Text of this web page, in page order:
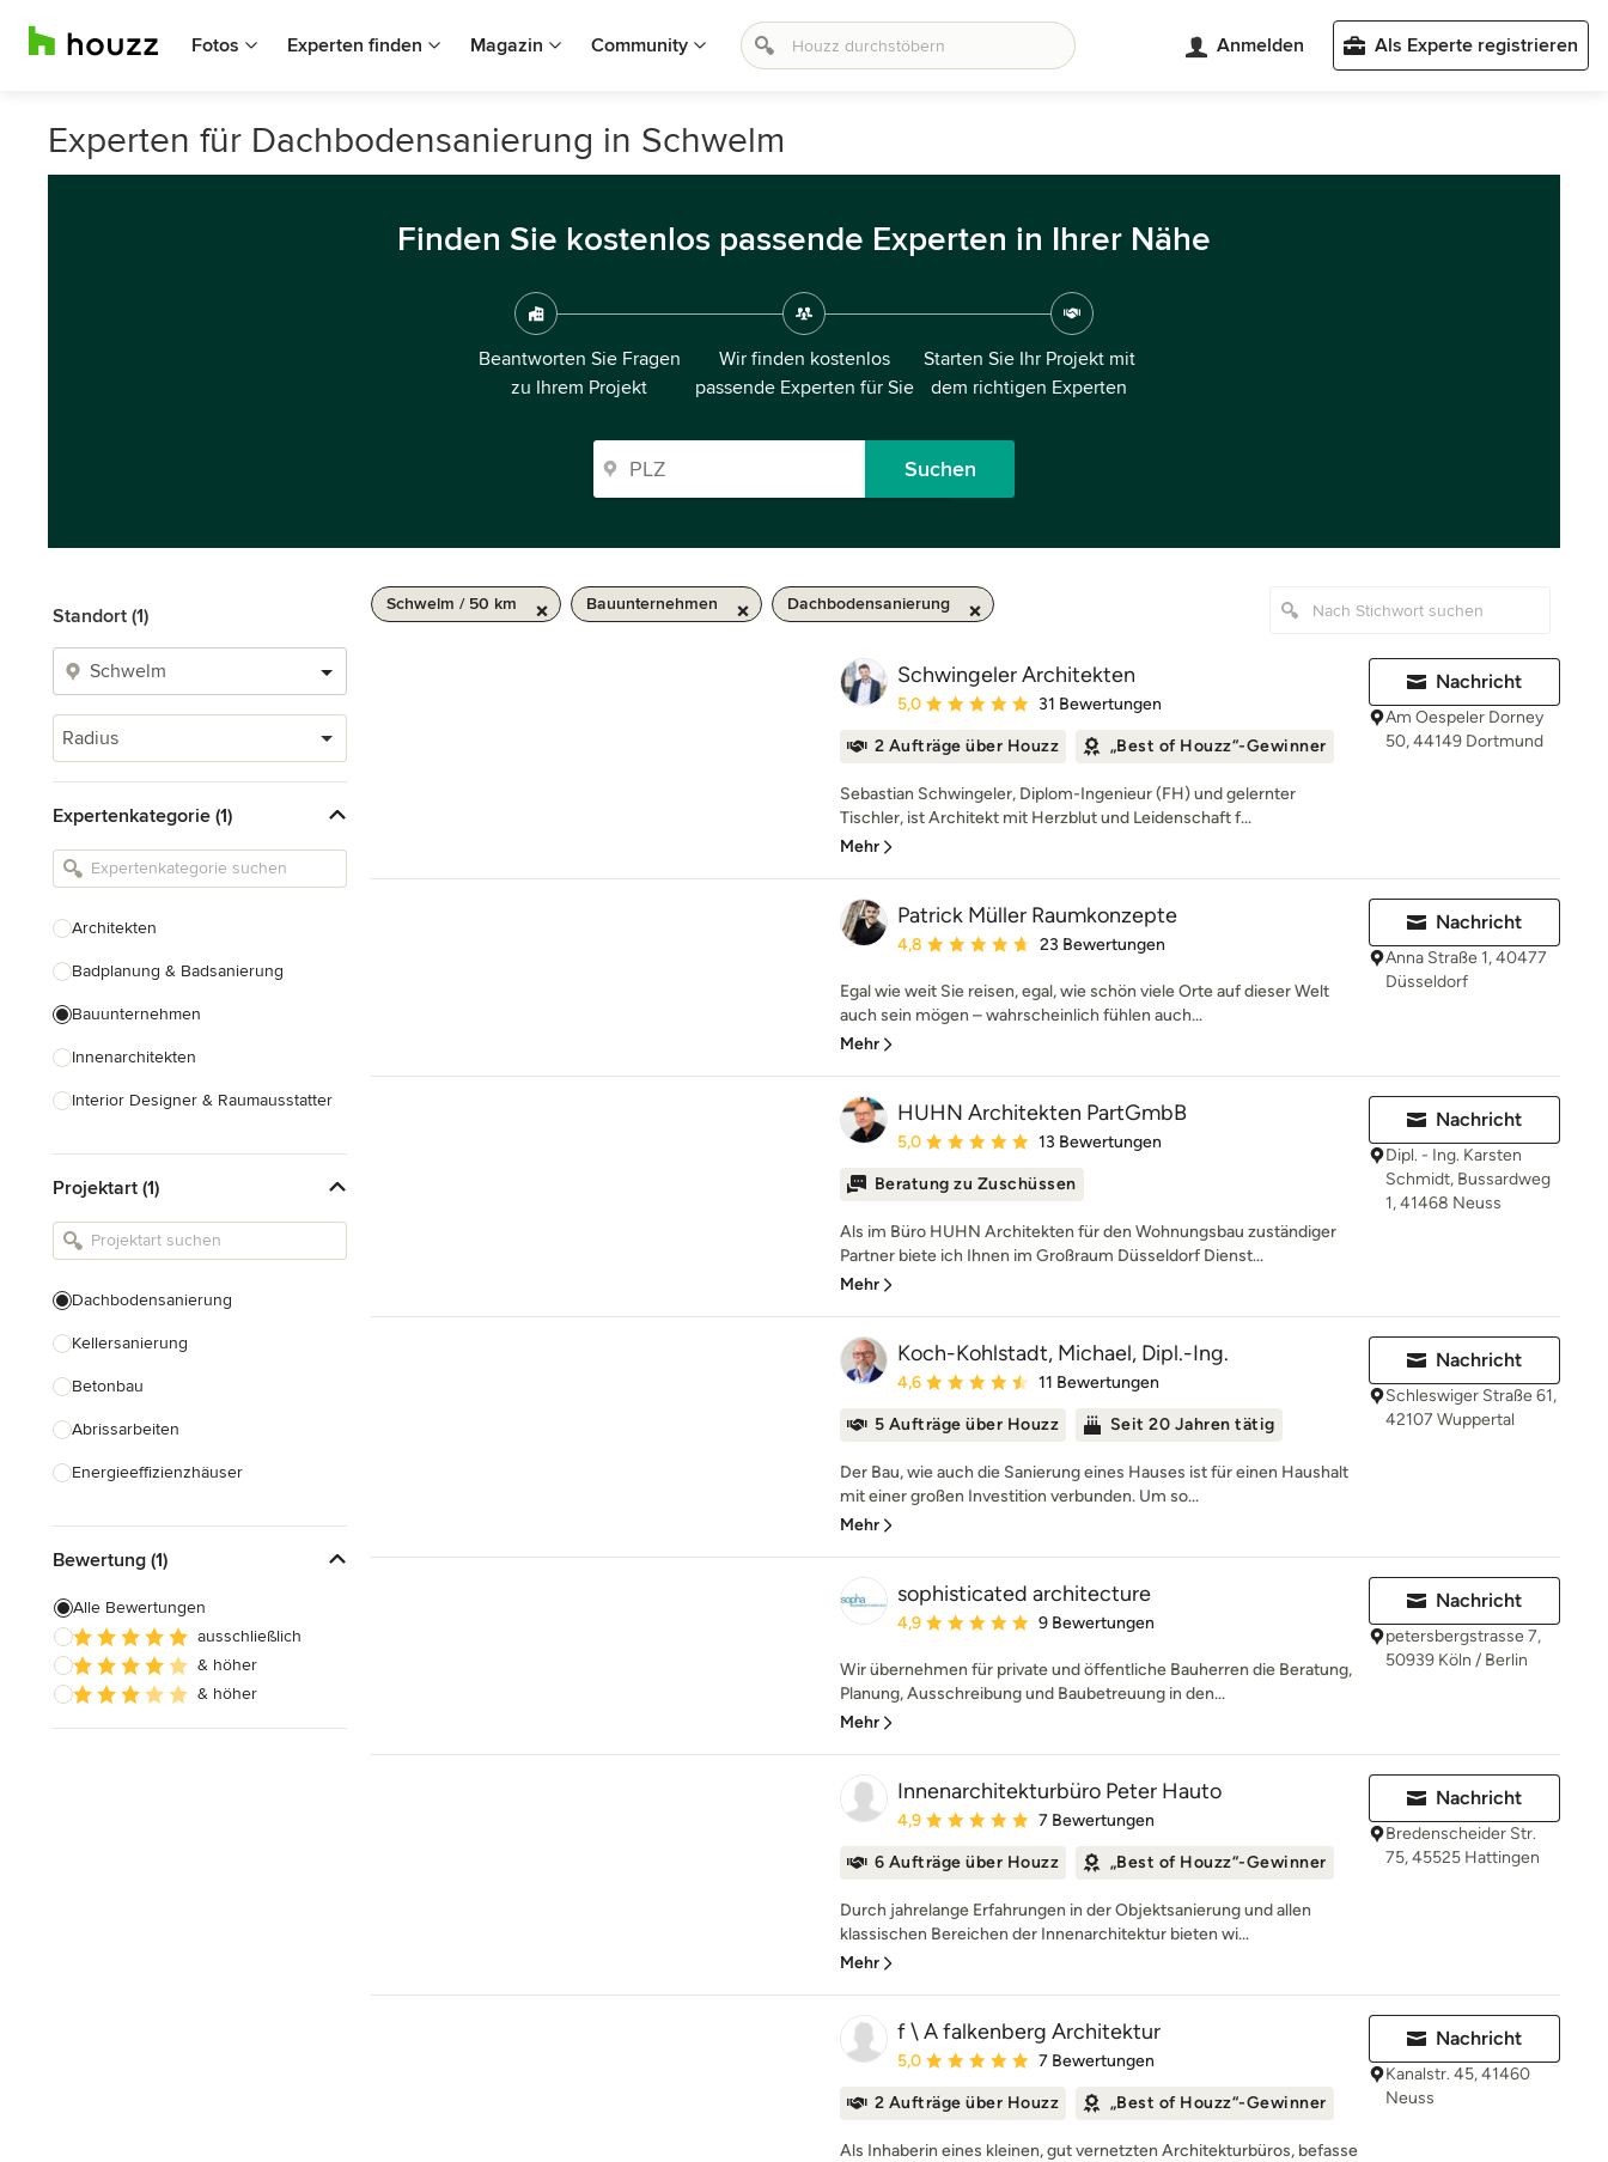
Fotos Experten finden Magazin Community Anmelden Als Experte registrieren
Experten für Dachbodensanierung in Schwelm
Finden Sie kostenlos passende Experten in Ihrer Nähe
Beantworten Sie Fragen
zu Ihrem Projekt
Wir finden kostenlos
passende Experten für Sie
Starten Sie Ihr Projekt mit
dem richtigen Experten
Suchen
Standort (1)
Radius
Expertenkategorie (1)
Architekten
Badplanung & Badsanierung
Bauunternehmen
Innenarchitekten
Interior Designer & Raumausstatter
Landschaftsarchitekten
Armaturen & Sanitärbedarf
Projektart (1)
Dachbodensanierung
Kellersanierung
Betonbau
Abrissarbeiten
Energieeffizienzhäuser
Garagenbau
Nachhaltiges Bauen
Hausanbau
Hauserweiterungen
Bewertung (1)
Alle Bewertungen
ausschließlich
& höher
& höher
Schwelm / 50 km Bauunternehmen Dachbodensanierung
Schwingeler Architekten
Durchschnittliche Bewertung: 5 von 5 Sternen
5,0 31 Bewertungen
2 Aufträge über Houzz „Best of Houzz“-Gewinner
Sebastian Schwingeler, Diplom-Ingenieur (FH) und gelernter
Tischler, ist Architekt mit Herzblut und Leidenschaft f...
Mehr
Nachricht
Am Oespeler Dorney
50, 44149 Dortmund
Patrick Müller Raumkonzepte
Durchschnittliche Bewertung: 4.8 von 5 Sternen
4,8 23 Bewertungen
Egal wie weit Sie reisen, egal, wie schön viele Orte auf dieser Welt
auch sein mögen – wahrscheinlich fühlen auch...
Mehr
Nachricht
Anna Straße 1, 40477
Düsseldorf
HUHN Architekten PartGmbB
Durchschnittliche Bewertung: 5 von 5 Sternen
5,0 13 Bewertungen
Beratung zu Zuschüssen
Als im Büro HUHN Architekten für den Wohnungsbau zuständiger
Partner biete ich Ihnen im Großraum Düsseldorf Dienst...
Mehr
Nachricht
Dipl. - Ing. Karsten
Schmidt, Bussardweg
1, 41468 Neuss
Koch-Kohlstadt, Michael, Dipl.-Ing.
Durchschnittliche Bewertung: 4.6 von 5 Sternen
4,6 11 Bewertungen
5 Aufträge über Houzz Seit 20 Jahren tätig
Der Bau, wie auch die Sanierung eines Hauses ist für einen Haushalt
mit einer großen Investition verbunden. Um so...
Mehr
Nachricht
Schleswiger Straße 61,
42107 Wuppertal
sophisticated architecture
Durchschnittliche Bewertung: 4.9 von 5 Sternen
4,9 9 Bewertungen
Wir übernehmen für private und öffentliche Bauherren die Beratung,
Planung, Ausschreibung und Baubetreuung in den...
Mehr
Nachricht
petersbergstrasse 7,
50939 Köln / Berlin
Innenarchitekturbüro Peter Hauto
Durchschnittliche Bewertung: 4.9 von 5 Sternen
4,9 7 Bewertungen
6 Aufträge über Houzz „Best of Houzz“-Gewinner
Durch jahrelange Erfahrungen in der Objektsanierung und allen
klassischen Bereichen der Innenarchitektur bieten wi...
Mehr
Nachricht
Bredenscheider Str.
75, 45525 Hattingen
f \ A falkenberg Architektur
Durchschnittliche Bewertung: 5 von 5 Sternen
5,0 7 Bewertungen
2 Aufträge über Houzz „Best of Houzz“-Gewinner
Als Inhaberin eines kleinen, gut vernetzten Architekturbüros, befasse
Nachricht
Kanalstr. 45, 41460
Neuss